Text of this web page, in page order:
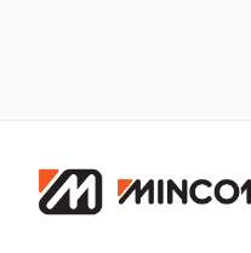
contenuto